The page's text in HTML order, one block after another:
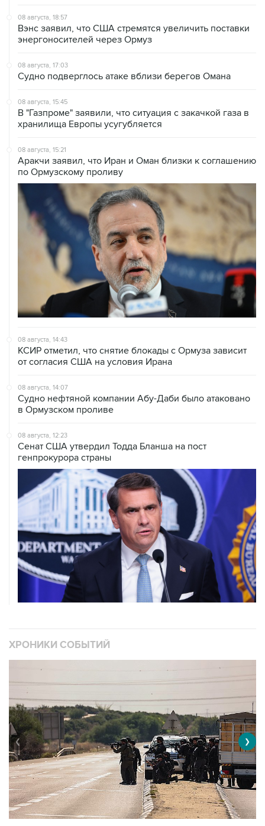
08 августа, 18:57
Вэнс заявил, что США стремятся увеличить поставки
энергоносителей через Ормуз
08 августа, 17:03
Судно подверглось атаке вблизи берегов Омана
08 августа, 15:45
В "Газпроме" заявили, что ситуация с закачкой газа в
хранилища Европы усугубляется
08 августа, 15:21
Аракчи заявил, что Иран и Оман близки к соглашению
по Ормузскому проливу
08 августа, 14:43
КСИР отметил, что снятие блокады с Ормуза зависит
от согласия США на условия Ирана
08 августа, 14:07
Судно нефтяной компании Абу-Даби было атаковано
в Ормузском проливе
08 августа, 12:23
Сенат США утвердил Тодда Бланша на пост
генпрокурора страны
ХРОНИКИ СОБЫТИЙ
❮ ❯